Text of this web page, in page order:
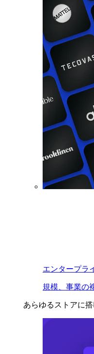
エンタープラ
規模、事業の
あらゆるストアに